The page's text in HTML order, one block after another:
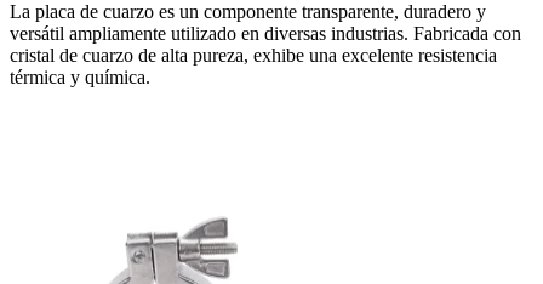
La placa de cuarzo es un componente transparente, duradero y
versátil ampliamente utilizado en diversas industrias. Fabricada con
cristal de cuarzo de alta pureza, exhibe una excelente resistencia
térmica y química.